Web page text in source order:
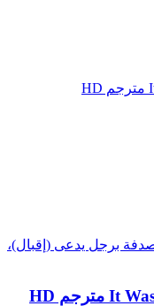
برجل يدعى (إقبال)،